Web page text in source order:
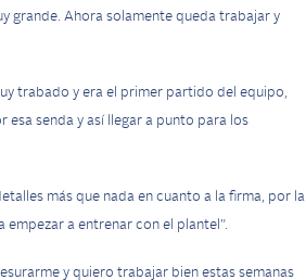
grande. Ahora solamente queda trabajar y
trabado y era el primer partido del equipo,
senda y así llegar a punto para los
más que nada en cuanto a la firma, por la
empezar a entrenar con el plantel”.
y quiero trabajar bien estas semanas